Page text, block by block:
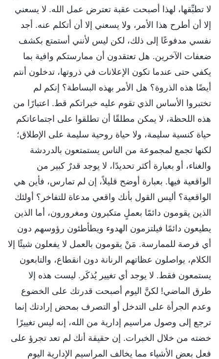
لا تطبِّقها، لهذا أصبحت عقبة تعترض عمل الله. لا يسعني
إلا أن أطرح هذا الأمر، ولا يسعني إلا أن أتكلم عنه. أجد
نفسي مدفوعًا إلى ذلك، لكن ليس لأنني أستمتع بكشف
ضعفات الآخرين. هل تعتقدون أن ممارستكم وافية بما
يكفي حتى عندما تكون الإعلانات في ذروتها، تدخلون أنتم
أيضًا هذه الذروة؟ هل الأمر بهذه البساطة؟ إنكم لم
تختبروا الأساس الذي تقوم عليه خبراتكم قط. اعتبارًا من
هذه اللحظة، لا يمكن مطلقًا أن تطلقوا على اجتماعاتكم
حياة كنسية سليمة، ولا حياة روحية سليمة على الإطلاق؛
لكنها تجمع لمجموعة من الناس يستمتعون بالدردشة
والغناء، أو بعبارة أكثر تحديدًا، لا يوجد قدرٌ كبير من
الواقعية فيها. بعبارة أوضح قليلاً، إن لم تمارس، فأين هي
الواقعية؟ أليس القول بأنك واقعي مدعاة للتفاخر؟ أولئك
الذين يقومون دائمًا بعملٍ متكبرون ومغرورون، أما الذين
يطيعون دائمًا فيلتزمون الهدوء ويطأطئون رؤوسهم دون
أي فرصة للممارسة. مَنْ يقومون بالعمل لا يفعلون شيئًا إلا
الكلام، يواصلون عظاتهم الرنانة دون انقطاع، والتابعون
يستمعون فقط. لا يوجد أي تغيير يُذكَر. ليست هذه إلا
طرق الماضي! لكنَّ اليوم أصبحت قدرتك على الخضوع
وعدم الجرأة على التدخل أو التصرف بمحض إرادتك إنما
ترجع إلى وصول مراسيم إدارية من الله، إنه ليس تغييرًا
خضته من خلال الخبرات. إن حقيقة أنك لم تعد تجرؤ على
فعل بعض الأشياء مما يخالف المراسيم الإدارية اليوم